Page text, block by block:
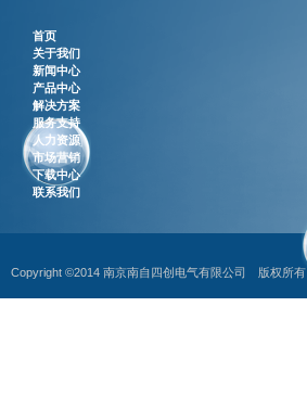
首页
关于我们
新闻中心
产品中心
解决方案
服务支持
人力资源
市场营销
下载中心
联系我们
Copyright ©2014 南京南自四创电气有限公司 版权所有